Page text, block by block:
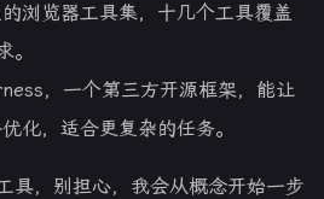
浏览器工具集，十几个工具覆盖
。
，一个第三方开源框架，能让
化，适合更复杂的任务。
具，别担心，我会从概念开始一步